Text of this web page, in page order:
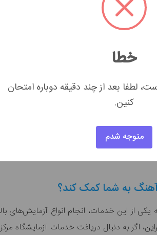
به شما کمک کند؟
از این خدمات، انجام انواع
اگر به دنبال دریافت خدمات آزمایشگاه
خطا
لطفا بعد از چند دقیقه دوباره امتحان
کنین.
متوجه شدم